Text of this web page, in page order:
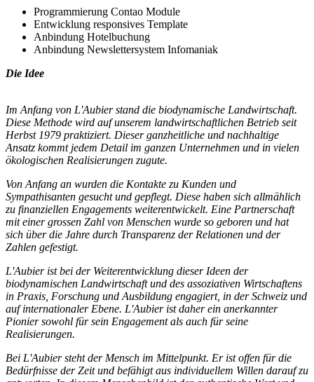
Programmierung Contao Module
Entwicklung responsives Template
Anbindung Hotelbuchung
Anbindung Newslettersystem Infomaniak
Die Idee
Im Anfang von L'Aubier stand die biodynamische Landwirtschaft.
Diese Methode wird auf unserem landwirtschaftlichen Betrieb seit
Herbst 1979 praktiziert. Dieser ganzheitliche und nachhaltige
Ansatz kommt jedem Detail im ganzen Unternehmen und in vielen
ökologischen Realisierungen zugute.
Von Anfang an wurden die Kontakte zu Kunden und
Sympathisanten gesucht und gepflegt. Diese haben sich allmählich
zu finanziellen Engagements weiterentwickelt. Eine Partnerschaft
mit einer grossen Zahl von Menschen wurde so geboren und hat
sich über die Jahre durch Transparenz der Relationen und der
Zahlen gefestigt.
L'Aubier ist bei der Weiter­entwicklung dieser Ideen der
biodynamischen Landwirtschaft und des assoziativen Wirtschaftens
in Praxis, Forschung und Ausbildung engagiert, in der Schweiz und
auf internationaler Ebene. L'Aubier ist daher ein anerkannter
Pionier sowohl für sein Engagement als auch für seine
Realisierungen.
Bei L'Aubier steht der Mensch im Mittelpunkt. Er ist offen für die
Bedürfnisse der Zeit und befähigt aus indivi­duellem Willen darauf zu